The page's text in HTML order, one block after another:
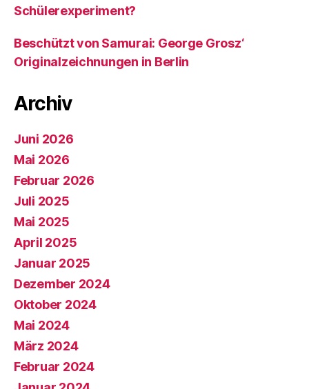
Schülerexperiment?
Beschützt von Samurai: George Grosz‘
Originalzeichnungen in Berlin
Archiv
Juni 2026
Mai 2026
Februar 2026
Juli 2025
Mai 2025
April 2025
Januar 2025
Dezember 2024
Oktober 2024
Mai 2024
März 2024
Februar 2024